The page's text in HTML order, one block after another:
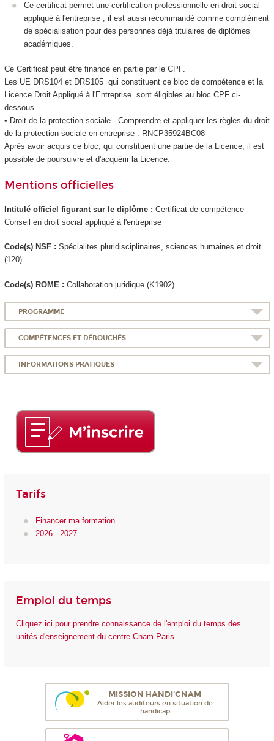
Ce certificat permet une certification professionnelle en droit social
appliqué à l'entreprise ; il est aussi recommandé comme complément
de spécialisation pour des personnes déjà titulaires de diplômes
académiques.
Ce Certificat peut être financé en partie par le CPF.
Les UE DRS104 et DRS105 qui constituent ce bloc de compétence et la
Licence Droit Appliqué à l'Entreprise sont éligibles au bloc CPFci-
dessous.
• Droit de la protection sociale - Comprendre et appliquer les règles du droit
de la protection sociale en entreprise : RNCP35924BC08
Après avoir acquis ce bloc, qui constituent une partie de la Licence, il est
possible de poursuivre et d'acquérir la Licence.
Mentions officielles
Intitulé officiel figurant sur le diplôme : Certificat de compétence
Conseil en droit social appliqué à l'entreprise
Code(s) NSF : Spécialites pluridisciplinaires, sciences humaines et droit
(120)
Code(s) ROME : Collaboration juridique (K1902)
PROGRAMME
COMPÉTENCES ET DÉBOUCHÉS
INFORMATIONS PRATIQUES
Tarifs
Financer ma formation
2026 - 2027
Emploi du temps
Cliquez ici pour prendre connaissance de l'emploi du temps des
unités d'enseignement du centre Cnam Paris.
MISSION HANDI'CNAM
Aider les auditeurs en situation de
handicap